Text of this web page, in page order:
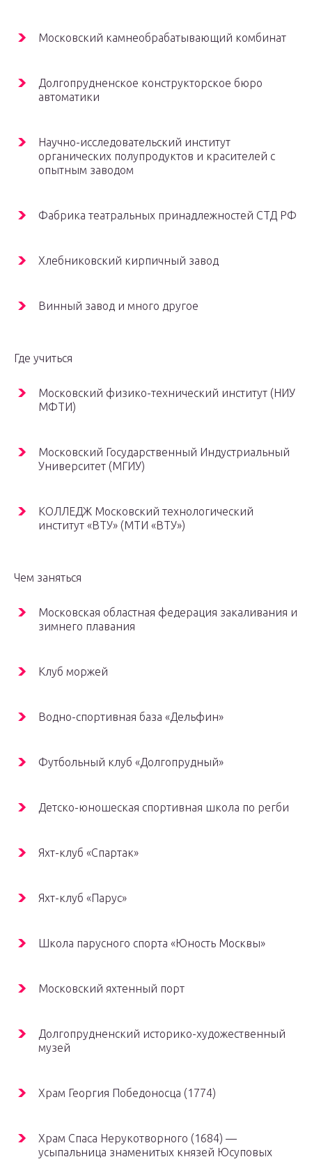
Московский камнеобрабатывающий комбинат
Долгопрудненское конструкторское бюро
автоматики
Научно-исследовательский институт
органических полупродуктов и красителей с
опытным заводом
Фабрика театральных принадлежностей СТД РФ
Хлебниковский кирпичный завод
Винный завод и много другое
Где учиться
Московский физико-технический институт (НИУ
МФТИ)
Московский Государственный Индустриальный
Университет (МГИУ)
КОЛЛЕДЖ Московский технологический
институт «ВТУ» (МТИ «ВТУ»)
Чем заняться
Московская областная федерация закаливания и
зимнего плавания
Клуб моржей
Водно-спортивная база «Дельфин»
Футбольный клуб «Долгопрудный»
Детско-юношеская спортивная школа по регби
Яхт-клуб «Спартак»
Яхт-клуб «Парус»
Школа парусного спорта «Юность Москвы»
Московский яхтенный порт
Долгопрудненский историко-художественный
музей
Храм Георгия Победоносца (1774)
Храм Спаса Нерукотворного (1684) —
усыпальница знаменитых князей Юсуповых